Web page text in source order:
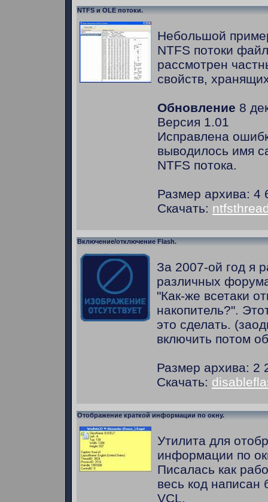
NTFS и OLE потоки.
Небольшой
NTFS потоки
рассмотрен
свойств,
Обновление 8
Версия 1.01
Исправлена
выводилось имя
NTFS потока.
Размер архива: 4
Скачать:
Включение/отключение Flash.
За 2007-ой год я
различных
"Как-же всетаки
накопитель?".
это сделать.
включить потом
Размер архива: 2
Скачать:
Отображение краткой информации по окну.
Утилита для
информации по
Писалась как
весь код написан
VCL,